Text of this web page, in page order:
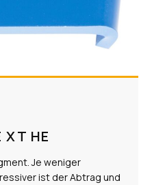
XT HE
Je weniger
ist der Abtrag und